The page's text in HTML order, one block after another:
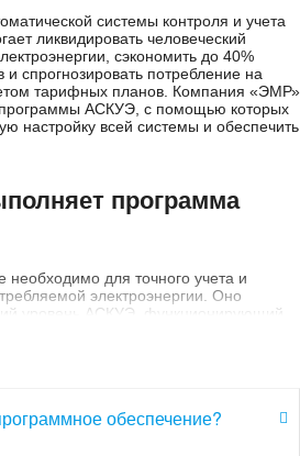
системы контроля и учета
ликвидировать человеческий
сэкономить до 40%
спрогнозировать потребление на
тарифных планов. Компания «ЭМР»
АСКУЭ, с помощью которых
настройку всей системы и обеспечить
программа
для точного учета и
электроэнергии. Оно
уровень АСКУЭ, функционирующий
относятся «
драйверы связи,
данные со всех устройств,
программы удается
обеспечение?